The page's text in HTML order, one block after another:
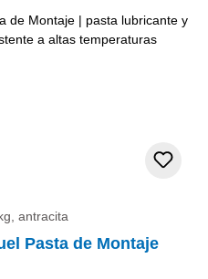
antracita
Pasta de Montaje